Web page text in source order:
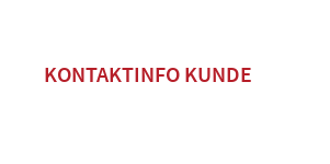
KONTAKTINFO KUNDE